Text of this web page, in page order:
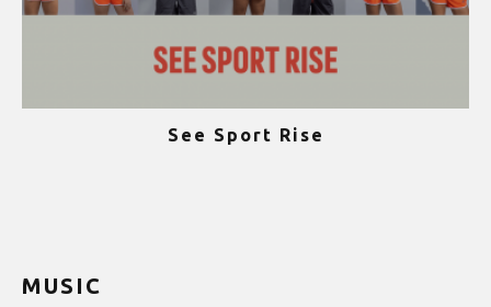
See Sport Rise
MUSIC